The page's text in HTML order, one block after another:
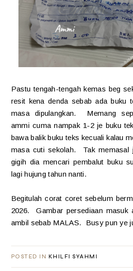
Pastu tengah-tengah kemas beg
resit kena denda sebab ada buku
masa dipulangkan. Memang
ammi cuma nampak 1-2 je buku
bawa balik buku teks kecuali kalau
masa cuti sekolah. Tak
gigih dia mencari pembalut buku
lagi hujung tahun nanti.
Begitulah corat coret sebelum
2026. Gambar persediaan masuk
ambil sebab MALAS. Busy pun ye
POSTED IN KHILFI SYAHMI